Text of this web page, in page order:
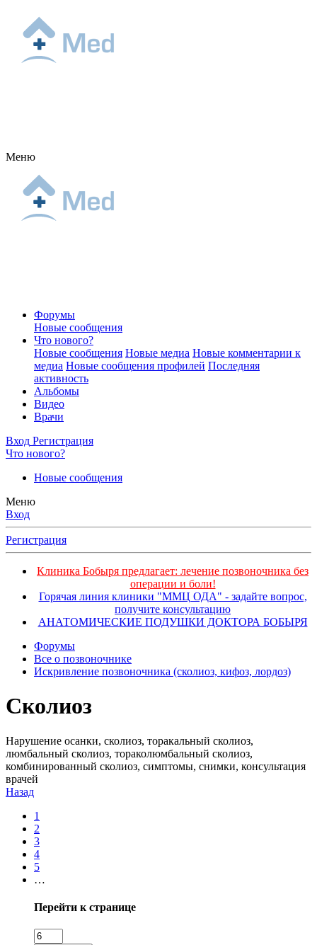
Меню
Форумы
Новые сообщения
Что нового?
Новые сообщения Новые медиа Новые комментарии к
медиа Новые сообщения профилей Последняя
активность
Альбомы
Видео
Врачи
Вход Регистрация
Что нового?
Новые сообщения
Меню
Вход
Регистрация
Клиника Бобыря предлагает: лечение позвоночника без
операции и боли!
Горячая линия клиники "ММЦ ОДА" - задайте вопрос,
получите консультацию
АНАТОМИЧЕСКИЕ ПОДУШКИ ДОКТОРА БОБЫРЯ
Форумы
Все о позвоночнике
Искривление позвоночника (сколиоз, кифоз, лордоз)
Сколиоз
Нарушение осанки, сколиоз, торакальный сколиоз,
люмбальный сколиоз, тораколюмбальный сколиоз,
комбинированный сколиоз, симптомы, снимки, консультация
врачей
Назад
1
2
3
4
5
…
Перейти к странице